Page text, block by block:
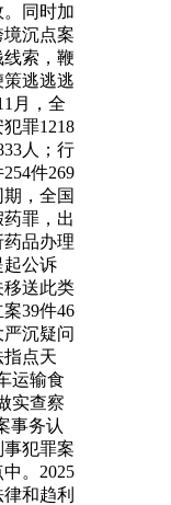
同时加
沉点案
索，鞭
逃逃逃
月，全
罪1218
人；行
件269
期，全国
罪，出
品办理
起公诉
移送此类
39件46
沉疑问
点天
运输食
实查察
事务认
犯罪案
。2025
和趋利